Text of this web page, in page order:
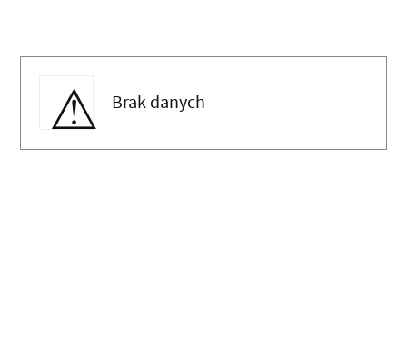
Brak danych